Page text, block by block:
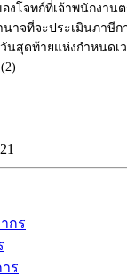
งโจทก์ที่เจ้าพนักงาน
นาจที่จะประเมินภาษีก
นสุดท้ายแห่งกำหนดเ
กร
ร